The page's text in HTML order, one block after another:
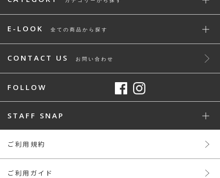
E-LOOK 全ての商品から探す
CONTACT US お問い合わせ
FOLLOW
STAFF SNAP
ご利用規約
ご利用ガイド